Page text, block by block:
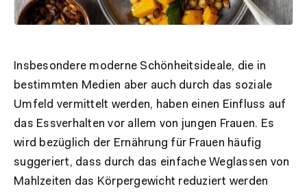
Insbesondere moderne Schönheitsideale, die in
bestimmten Medien aber auch durch das soziale
Umfeld vermittelt werden, haben einen Einfluss auf
das Essverhalten vor allem von jungen Frauen. Es
wird bezüglich der Ernährung für Frauen häufig
suggeriert, dass durch das einfache Weglassen von
Mahlzeiten das Körpergewicht reduziert werden